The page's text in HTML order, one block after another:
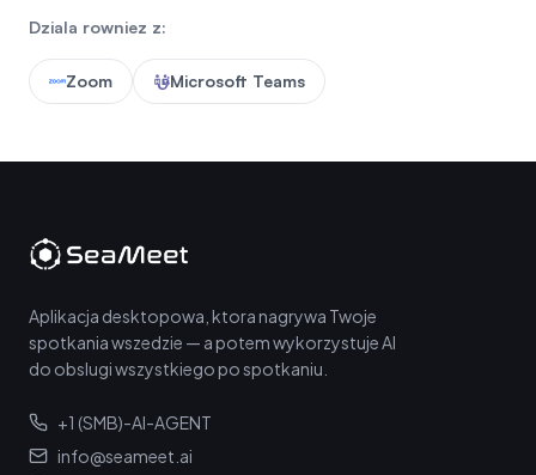
Dziala rowniez z:
Zoom Microsoft Teams
Aplikacja desktopowa, ktora nagrywa Twoje
spotkania wszedzie — a potem wykorzystuje AI
do obslugi wszystkiego po spotkaniu.
+1 (SMB)-AI-AGENT
info@seameet.ai